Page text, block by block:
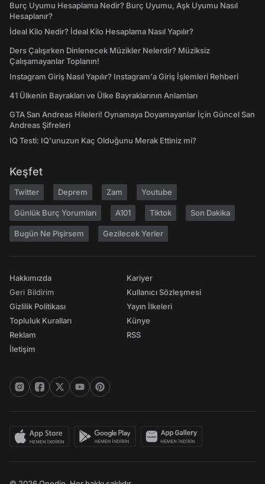
Burç Uyumu Hesaplama Nedir? Burç Uyumu, Aşk Uyumu Nasıl
Hesaplanır?
İdeal Kilo Nedir? İdeal Kilo Hesaplama Nasıl Yapılır?
Ders Çalışırken Dinlenecek Müzikler Nelerdir? Müziksiz
Çalışamayanlar Toplanın!
Instagram Giriş Nasıl Yapılır? Instagram'a Giriş İşlemleri Rehberi
41 Ülkenin Bayrakları ve Ülke Bayraklarının Anlamları
GTA San Andreas Hileleri! Oynamaya Doyamayanlar İçin Güncel San
Andreas Şifreleri
IQ Testi: IQ'unuzun Kaç Olduğunu Merak Ettiniz mi?
Keşfet
Twitter Deprem Zam Youtube
Günlük Burç Yorumları A101 Tiktok Son Dakika
Bugün Ne Pişirsem Gezilecek Yerler
Hakkımızda
Geri Bildirim
Gizlilik Politikası
Topluluk Kuralları
Reklam
İletişim
Kariyer
Kullanıcı Sözleşmesi
Yayın İlkeleri
Künye
RSS